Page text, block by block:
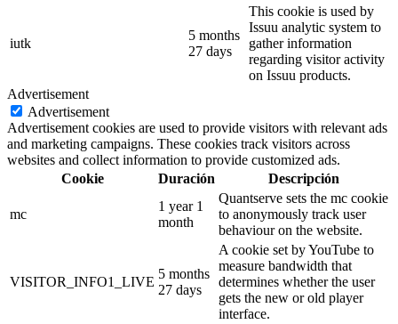
iutk
5 months
27 days
This cookie is used by
Issuu analytic system to
gather information
regarding visitor activity
on Issuu products.
Advertisement
Advertisement
Advertisement cookies are used to provide visitors with relevant ads
and marketing campaigns. These cookies track visitors across
websites and collect information to provide customized ads.
Cookie
Duración Descripción
mc
1 year 1
month
Quantserve sets the mc cookie
to anonymously track user
behaviour on the website.
VISITOR_INFO1_LIVE
5 months
27 days
A cookie set by YouTube to
measure bandwidth that
determines whether the user
gets the new or old player
interface.